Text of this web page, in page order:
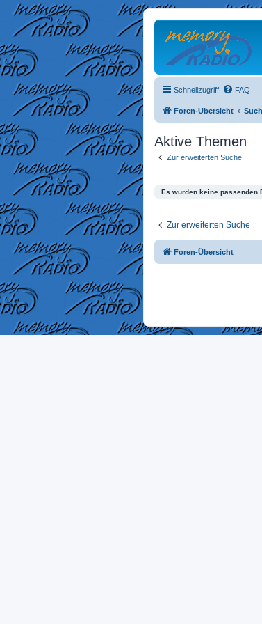
Schnellzugriff FAQ
Foren-Übersicht
Aktive Themen
Zur erweiterten Suche
Es wurden keine passenden
Zur erweiterten Suche
Foren-Übersicht